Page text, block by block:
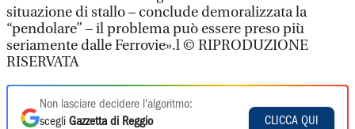
situazione di stallo – conclude demoralizzata la
“pendolare” – il problema può essere preso più
seriamente dalle Ferrovie».l © RIPRODUZIONE
RISERVATA
Non lasciare decidere l'algoritmo:
scegli Gazzetta di Reggio
CLICCA QUI